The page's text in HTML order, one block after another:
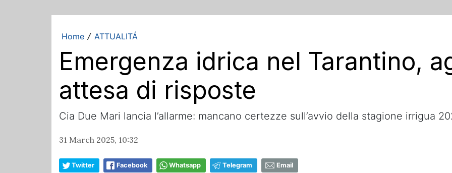
Home / ATTUALITÁ
Emergenza idrica nel Tarantino,
attesa di risposte
Cia Due Mari lancia l’allarme: mancano certezze sull’avvio della stagione irrigua
31 March 2025, 10:32
Twitter Facebook Whatsapp Telegram Email